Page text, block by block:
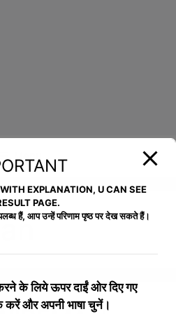
Menu
EXPLANATION, U CAN SEE
PAGE.
हैं, आप उन्हें परिणाम पृष्ठ पर देख सकते हैं।
के लियेऊपर दाईं ओर दिए गए
और अपनी भाषा चुनें।